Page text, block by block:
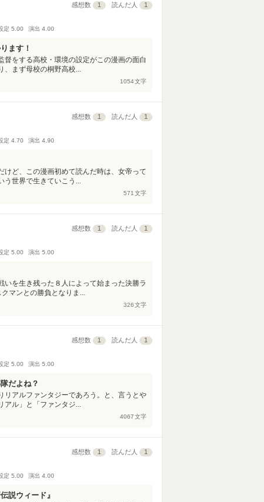
感想数 1 読んだ人 1
定 5.00 演出 4.00
ます！
をする高校・環境の設定がこの漫画の面白
、まず母校の桐野高校...
1054文字
感想数 1 読んだ人 1
定 4.70 演出 4.90
けど、この漫画初めて読んだ時は、女帝って
う世界で生きていこう...
571 文字
感想数 1 読んだ人 1
定 5.00 演出 5.00
を生き残った８人によって始まった決勝ラ
マンとの勝負となりま...
326文字
感想数 1 読んだ人 1
定 5.00 演出 5.00
だよね？
リアルファンタジーであろう。と、言うとや
アル」と「ファンタジ...
4067文字
感想数 1 読んだ人 1
定 5.00 演出 4.00
説ウィード』